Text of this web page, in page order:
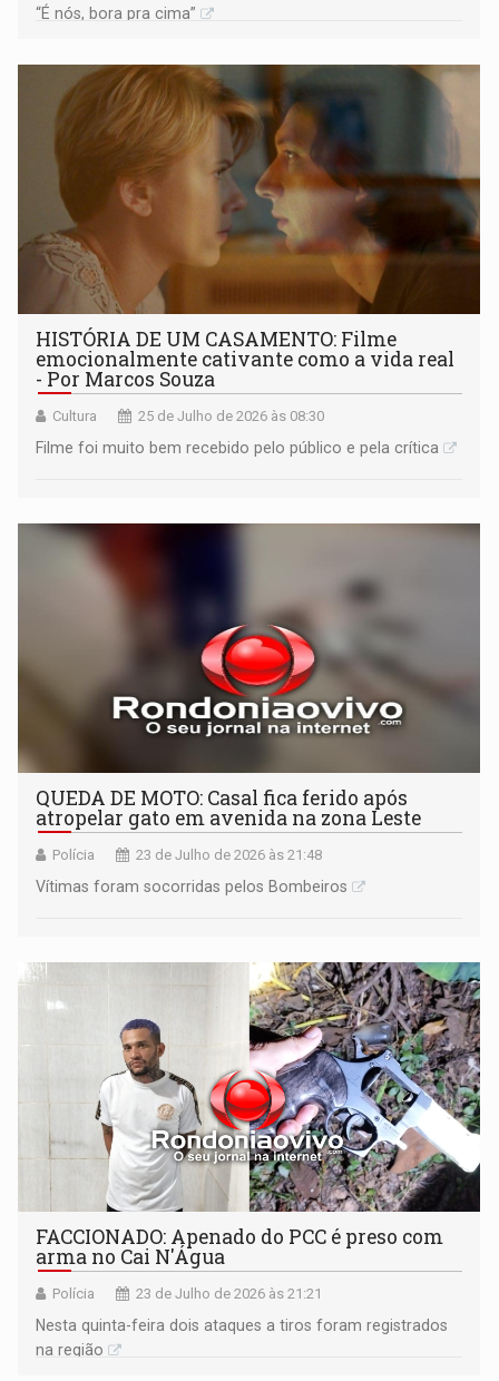
“É nós, bora pra cima”
HISTÓRIA DE UM CASAMENTO: Filme
emocionalmente cativante como a vida real
- Por Marcos Souza
Cultura 25 de Julho de 2026 às 08:30
Filme foi muito bem recebido pelo público e pela crítica
QUEDA DE MOTO: Casal fica ferido após
atropelar gato em avenida na zona Leste
Polícia 23 de Julho de 2026 às 21:48
Vítimas foram socorridas pelos Bombeiros
FACCIONADO: Apenado do PCC é preso com
arma no Cai N'Água
Polícia 23 de Julho de 2026 às 21:21
Nesta quinta-feira dois ataques a tiros foram registrados
na região